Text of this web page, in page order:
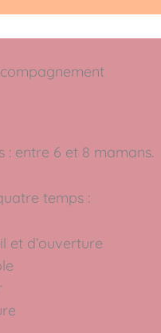
entre 6 et 8 mamans.
temps :
et d’ouverture